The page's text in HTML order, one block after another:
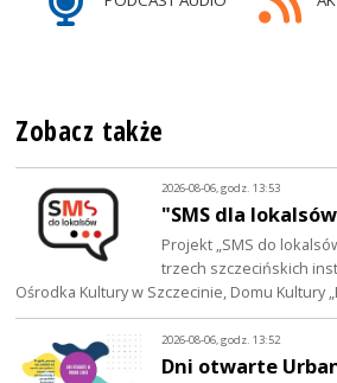
Zobacz także
2026-08-06, godz. 13:53
"SMS dla
Projekt „SMS do
trzech szczecińskich
Ośrodka Kultury w Szczecinie, Domu Kultury
2026-08-06, godz. 13:52
Dni otwarte